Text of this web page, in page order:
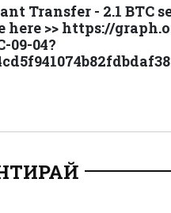
Transfer - 2.1 BTC
here >> https://
09-04?